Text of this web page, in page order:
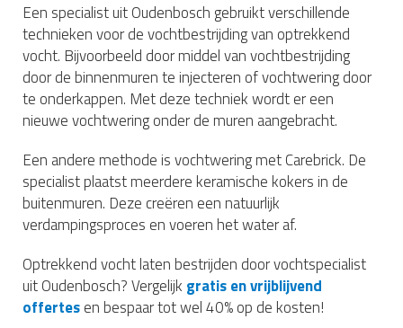
Een specialist uit Oudenbosch gebruikt verschillende
technieken voor de vochtbestrijding van optrekkend
vocht. Bijvoorbeeld door middel van vochtbestrijding
door de binnenmuren te injecteren of vochtwering door
te onderkappen. Met deze techniek wordt er een
nieuwe vochtwering onder de muren aangebracht.
Een andere methode is vochtwering met Carebrick. De
specialist plaatst meerdere keramische kokers in de
buitenmuren. Deze creëren een natuurlijk
verdampingsproces en voeren het water af.
Optrekkend vocht laten bestrijden door vochtspecialist
uit Oudenbosch? Vergelijk gratis en vrijblijvend
offertesen bespaar tot wel 40% op de kosten!